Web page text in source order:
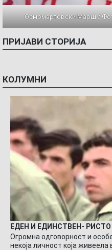
Осмомартовски Марш /
ПРИЈАВИ СТОРИЈА
КОЛУМНИ
ЕДЕН И ЕДИНСТВЕН-
Огромна одговорност и
некоја личност која живеела